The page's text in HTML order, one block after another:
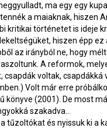
ma egy egy
a maiaknak, hiszen
kritikai történetet is ideje
hiszen épp
az irányból ne, hogy
A reformok,
voltak,
Volt már erre
(2001). De most
szakadva…
tűzoltókat és nyissuk ki a